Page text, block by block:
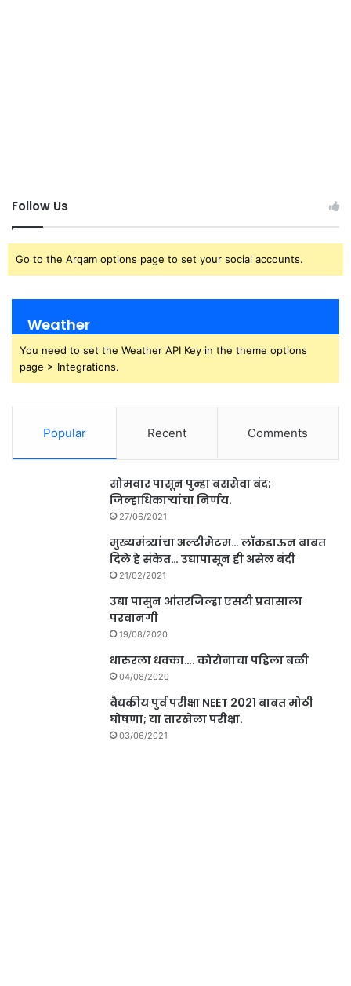
Follow Us
Go to the Arqam options page to set your social accounts.
Weather
You need to set the Weather API Key in the theme options
page > Integrations.
Popular Recent Comments
सोमवार पासून पुन्हा बससेवा बंद;
जिल्हाधिकाऱ्यांचा निर्णय.
27/06/2021
मुख्यमंत्र्यांचा अल्टीमेटम… लॉकडाऊन बाबत
दिले हे संकेत… उद्यापासून ही असेल बंदी
21/02/2021
उद्या पासुन आंतरजिल्हा एसटी प्रवासाला
परवानगी
19/08/2020
धारुरला धक्का…. कोरोनाचा पहिला बळी
04/08/2020
वैद्यकीय पुर्व परीक्षा NEET 2021 बाबत मोठी
घोषणा; या तारखेला परीक्षा.
03/06/2021